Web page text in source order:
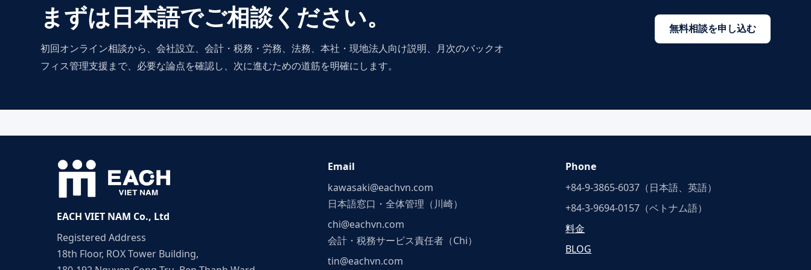
まずは日本語でご相談ください。
初回オンライン相談から、会社設立、会計・税務・労務、法務、本社・現地法人向け説明、月次のバックオ
フィス管理支援まで、必要な論点を確認し、次に進むための道筋を明確にします。
無料相談を申し込む
EACH VIET NAM Co., Ltd
Registered Address
18th Floor, ROX Tower Building,
Email
kawasaki@eachvn.com
日本語窓口・全体管理（川崎）
chi@eachvn.com
会計・税務サービス責任者（Chi）
tin@eachvn.com
Phone
+84-9-3865-6037（日本語、英語）
+84-3-9694-0157（ベトナム語）
料金
BLOG